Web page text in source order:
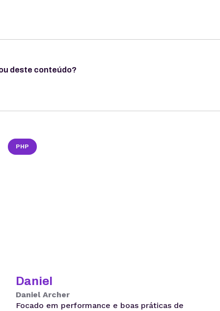
deste conteúdo?
PHP
Daniel
Daniel Archer
Focado em performance e boas práticas de